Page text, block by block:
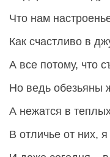
Что нам
Как счастливо в
А все потому, что
Но ведь обезьяны
А нежатся в
В отличье от них,